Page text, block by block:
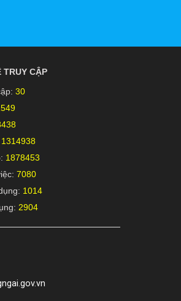
TRUY CẬP
30
1314938
1878453
7080
1014
2904